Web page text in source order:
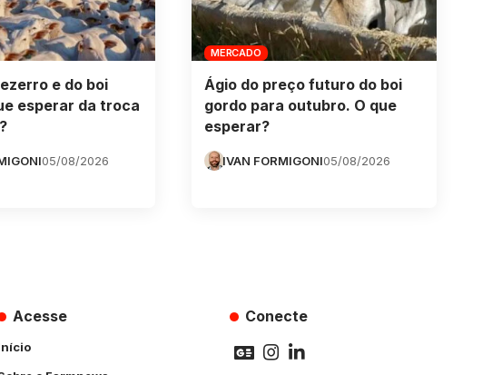
e do boi
esperar da troca
05/08/2026
MERCADO
Ágio do preço futuro do boi
gordo para outubro. O que
esperar?
IVAN FORMIGONI05/08/2026
Acesse Conecte